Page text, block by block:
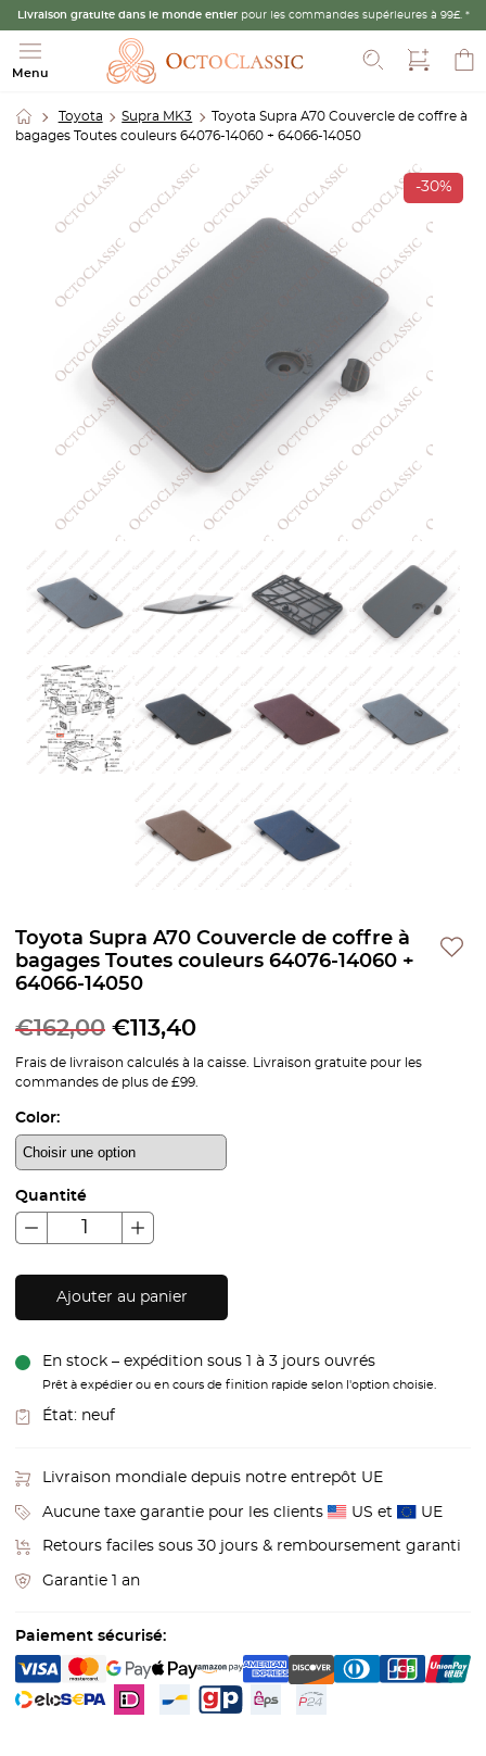
Livraison gratuite dans le monde entier pour les commandes supérieures à 99£. *
Menu
Recherche
Toyota Supra MK3
Toyota Supra A70 Couvercle de coffre à
bagages Toutes couleurs 64076-14060 + 64066-14050
-30%
Toyota Supra A70 Couvercle de coffre à
bagages Toutes couleurs 64076-14060 +
64066-14050
€162,00 €113,40
Frais de livraison calculés à la caisse. Livraison gratuite pour les
commandes de plus de £99.
Color:
Quantité
Ajouter au panier
En stock – expédition sous 1 à 3 jours ouvrés
Prêt à expédier ou en cours de finition rapide selon l'option choisie.
État: neuf
Livraison mondiale depuis notre entrepôt UE
Aucune taxe garantie pour les clients US et UE
Retours faciles sous 30 jours & remboursement garanti
Garantie 1 an
Paiement sécurisé: